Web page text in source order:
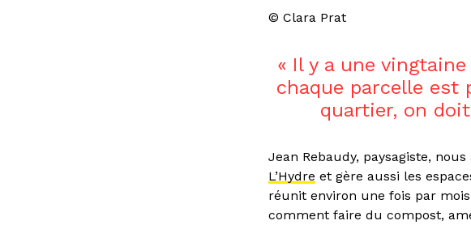
© Clara Prat
Il y a une
chaque parcelle est
quartier, on
Jean Rebaudy, paysagiste,
L’Hydre et gère aussi les
réunit environ une fois par
comment faire du compost,